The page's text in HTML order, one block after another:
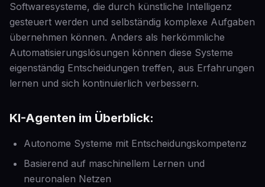
Softwaresysteme, die durch künstliche Intelligenz
gesteuert werden und selbständig komplexe Aufgaben
übernehmen können. Anders als herkömmliche
Automatisierungslösungen können diese Systeme
eigenständig Entscheidungen treffen, aus Erfahrungen
lernen und sich kontinuierlich verbessern.
KI-Agenten im Überblick:
Autonome Systeme mit Entscheidungskompetenz
Basierend auf maschinellem Lernen und
neuronalen Netzen